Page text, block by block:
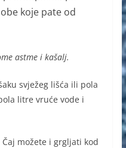
koje pate od
astme i kašalj.
svježeg lišća ili pola
litre vruće vode i
možete i grgljati kod